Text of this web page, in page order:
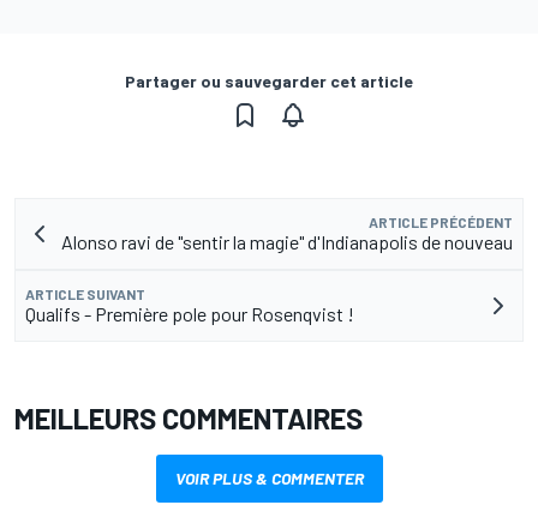
Partager ou sauvegarder cet article
ARTICLE PRÉCÉDENT
Alonso ravi de "sentir la magie" d'Indianapolis de nouveau
ARTICLE SUIVANT
Qualifs - Première pole pour Rosenqvist !
MEILLEURS COMMENTAIRES
VOIR PLUS & COMMENTER